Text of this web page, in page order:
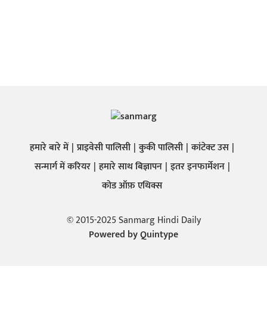
हमारे बारे में प्राइवेसी पालिसी कुकी पालिसी कांटेक्ट उस
सन्मार्ग में करियर हमारे साथ बिज्ञापन इतर इनफार्मेशन
कोड ऑफ़ एथिक्स
© 2015-2025 Sanmarg Hindi Daily
Powered byQuintype